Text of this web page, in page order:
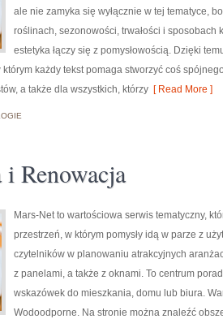
ale nie zamyka się wyłącznie w tej tematyce,
roślinach, sezonowości, trwałości i
estetyka łączy się z pomysłowością. Dzięki
każdy tekst pomaga stworzyć coś
a także dla wszystkich, którzy [ Read More ]
Renowacja
Mars-Net to wartościowa serwis tematyczny,
przestrzeń, w którym pomysły idą w parze z
czytelników w planowaniu atrakcyjnych
z panelami, a także z oknami. To centrum
wskazówek do mieszkania, domu lub biura.
Wodoodporne. Na stronie można znaleźć